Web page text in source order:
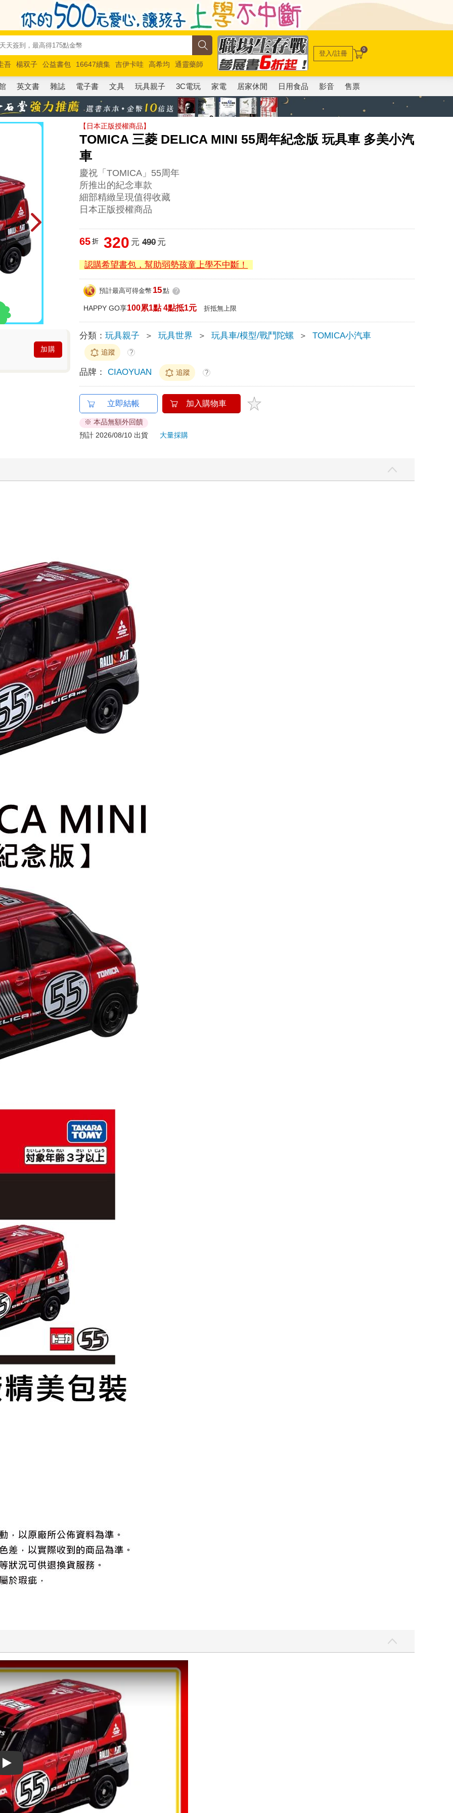
吾 楊双子 公益書包 16647續集 吉伊卡哇 高希均
通靈藥師
路邊攤新作
馬斯克 玩具總動員5 超慢跑
登入/註冊 0
英文書 雜誌 電子書 文具 玩具親子 3C電玩 家電 居家休閒 日用食品 影音 售票
【日本正版授權商品】
TOMICA 三菱 DELICA MINI 55周年紀念版 玩具車 多美小汽
車
慶祝「TOMICA」55周年
所推出的紀念車款
細部精緻呈現值得收藏
日本正版授權商品
加購
65 折 320 元 490元
認購希望書包，幫助弱勢孩童上學不中斷！
預計最高可得金幣 15點 ?
HAPPY GO享100累1點 4點抵1元 折抵無上限
分類：玩具親子 ＞ 玩具世界 ＞ 玩具車/模型/戰鬥陀螺 ＞ TOMICA小汽車
追蹤 ?
品牌： CIAOYUAN 追蹤 ?
立即結帳 加入購物車
※ 本品無額外回饋
預計 2026/08/10 出貨
大量採購
Play video